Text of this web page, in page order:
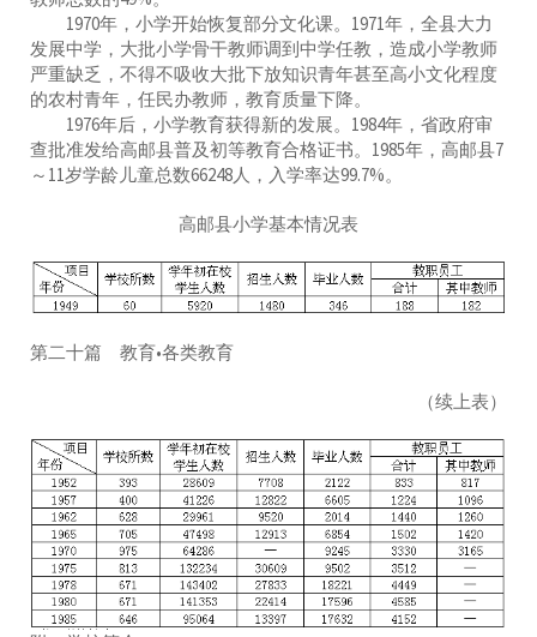
1970年，小学开始恢复部分文化课。1971年，全县大力
发展中学，大批小学骨干教师调到中学任教，造成小学教师
严重缺乏，不得不吸收大批下放知识青年甚至高小文化程度
的农村青年，任民办教师，教育质量下降。
1976年后，小学教育获得新的发展。1984年，省政府审
查批准发给高邮县普及初等教育合格证书。1985年，高邮县7
～11岁学龄儿童总数66248人，入学率达99.7%。
高邮县小学基本情况表
第二十篇 教育•各类教育
（续上表）